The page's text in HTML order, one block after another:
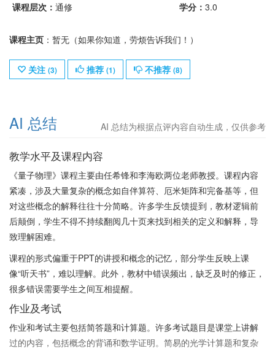
课程层次： 通修 学分： 3.0
课程主页 ：暂无（如果你知道，劳烦告诉我们！）
关注 (3) 推荐 (1) 不推荐 (8)
AI 总结 AI 总结为根据点评内容自动生成，仅供参考
教学水平及课程内容
《量子物理》课程主要由任希锋和李海欧两位老师教授。课程内容
紧凑，涉及大量复杂的概念如自伴算符、厄米矩阵和完备基等，但
对这些概念的解释往往十分简略。许多学生反馈提到，教材逻辑前
后颠倒，学生不得不持续翻阅几十页来找到相关的定义和解释，导
致理解困难。
课程的形式偏重于PPT的讲授和概念的记忆，部分学生反映上课
像“听天书”，难以理解。此外，教材中错误频出，缺乏及时的修正，
很多错误需要学生之间互相提醒。
作业及考试
作业和考试主要包括简答题和计算题。许多考试题目是课堂上讲解
过的内容，包括概念的背诵和数学证明。简易的光学计算题和复杂